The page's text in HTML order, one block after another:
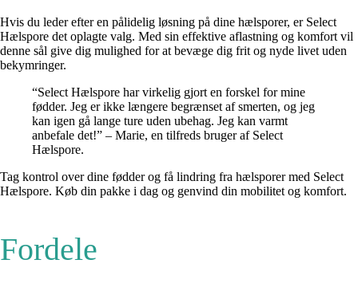
Hvis du leder efter en pålidelig løsning på dine hælsporer, er Select
Hælspore det oplagte valg. Med sin effektive aflastning og komfort vil
denne sål give dig mulighed for at bevæge dig frit og nyde livet uden
bekymringer.
“Select Hælspore har virkelig gjort en forskel for mine
fødder. Jeg er ikke længere begrænset af smerten, og jeg
kan igen gå lange ture uden ubehag. Jeg kan varmt
anbefale det!” – Marie, en tilfreds bruger af Select
Hælspore.
Tag kontrol over dine fødder og få lindring fra hælsporer med Select
Hælspore. Køb din pakke i dag og genvind din mobilitet og komfort.
Fordele